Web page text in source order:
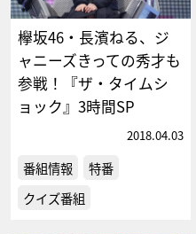
欅坂46・長濱ねる、ジ
ャニーズきっての秀才も
参戦！『ザ・タイムシ
ョック』3時間SP
2018.04.03
番組情報
特番
クイズ番組